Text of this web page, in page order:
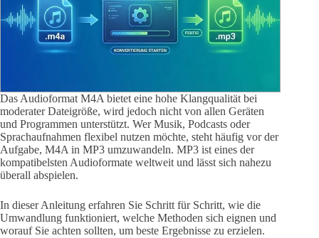
Das Audioformat M4A bietet eine hohe Klangqualität bei
moderater Dateigröße, wird jedoch nicht von allen Geräten
und Programmen unterstützt. Wer Musik, Podcasts oder
Sprachaufnahmen flexibel nutzen möchte, steht häufig vor der
Aufgabe, M4A in MP3 umzuwandeln. MP3 ist eines der
kompatibelsten Audioformate weltweit und lässt sich nahezu
überall abspielen.
In dieser Anleitung erfahren Sie Schritt für Schritt, wie die
Umwandlung funktioniert, welche Methoden sich eignen und
worauf Sie achten sollten, um beste Ergebnisse zu erzielen.